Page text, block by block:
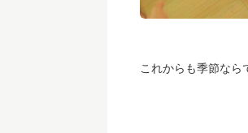
これからも季節なら